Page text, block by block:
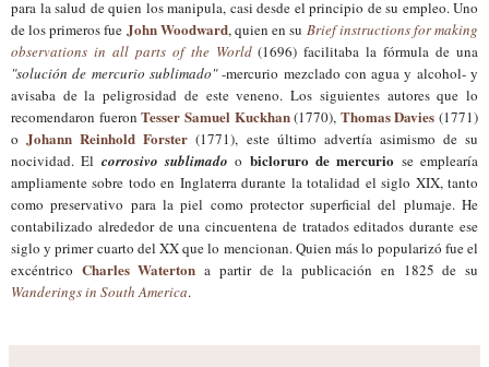
para la salud de quien los manipula, casi desde el principio de su empleo. Uno
de los primeros fue John Woodward, quien en su Brief instructions for making
observations in all parts of the World(1696) facilitaba la fórmula de una
"solución de mercurio sublimado"-mercurio mezclado con agua y alcohol- y
avisaba de la peligrosidad de este veneno. Los siguientes autores que lo
recomendaron fueronTesser Samuel Kuckhan(1770), Thomas Davies (1771)
oJohann Reinhold Forster (1771), este último advertía asimismo de su
nocividad. El corrosivo sublimado o bicloruro de mercurio se emplearía
ampliamente sobre todo en Inglaterra durante la totalidad el siglo XIX, tanto
como preservativo para la piel como protector superficial del plumaje. He
contabilizado alrededor de una cincuentena de tratados editados durante ese
siglo y primer cuarto del XX que lo mencionan. Quien más lo popularizó fue el
excéntrico Charles Waterton a partir de la publicación en 1825 de su
Wanderings in South America.